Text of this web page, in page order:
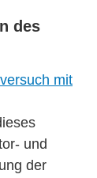
des
mit
und
der